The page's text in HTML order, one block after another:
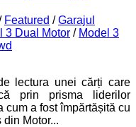
Featured /Garajul
3 Dual Motor / Model 3
lectura unei cărți care
prin prisma liderilor
cum a fost împărtășită cu
Motor...